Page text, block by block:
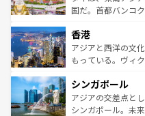
覧を参照してほし
醸し出している。
とつ。フォーやバ
ひ現地で味わいた
が旅行者を迎えて
参照してほしい。
国だ。首都バンコ
の活気が交差して
帯で自然と触れ合
いビーチでリゾー
激する。気候は一
が待っている。親
た文化、そして多
香港
アジアと西洋の文
もっている。ヴィ
み、どこを訪れて
ており、効率よく
うな絶景から文化
シンガポール
アジアの交差点と
シンガポール。未